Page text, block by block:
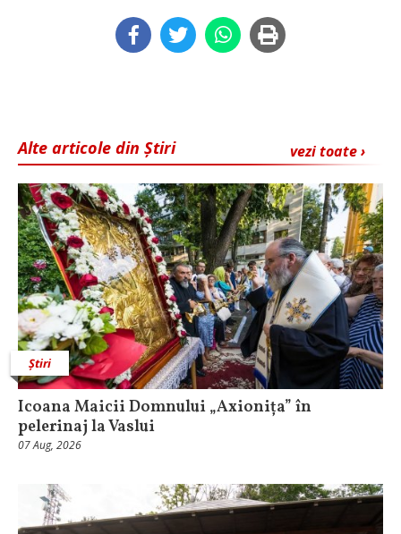
vezi toate ›
Alte articole din Știri
Știri
Icoana Maicii Domnului „Axionița” în
pelerinaj la Vaslui
07 Aug, 2026